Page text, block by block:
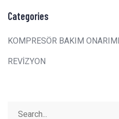
Categories
KOMPRESÖR BAKIM ONARIMI
REVİZYON